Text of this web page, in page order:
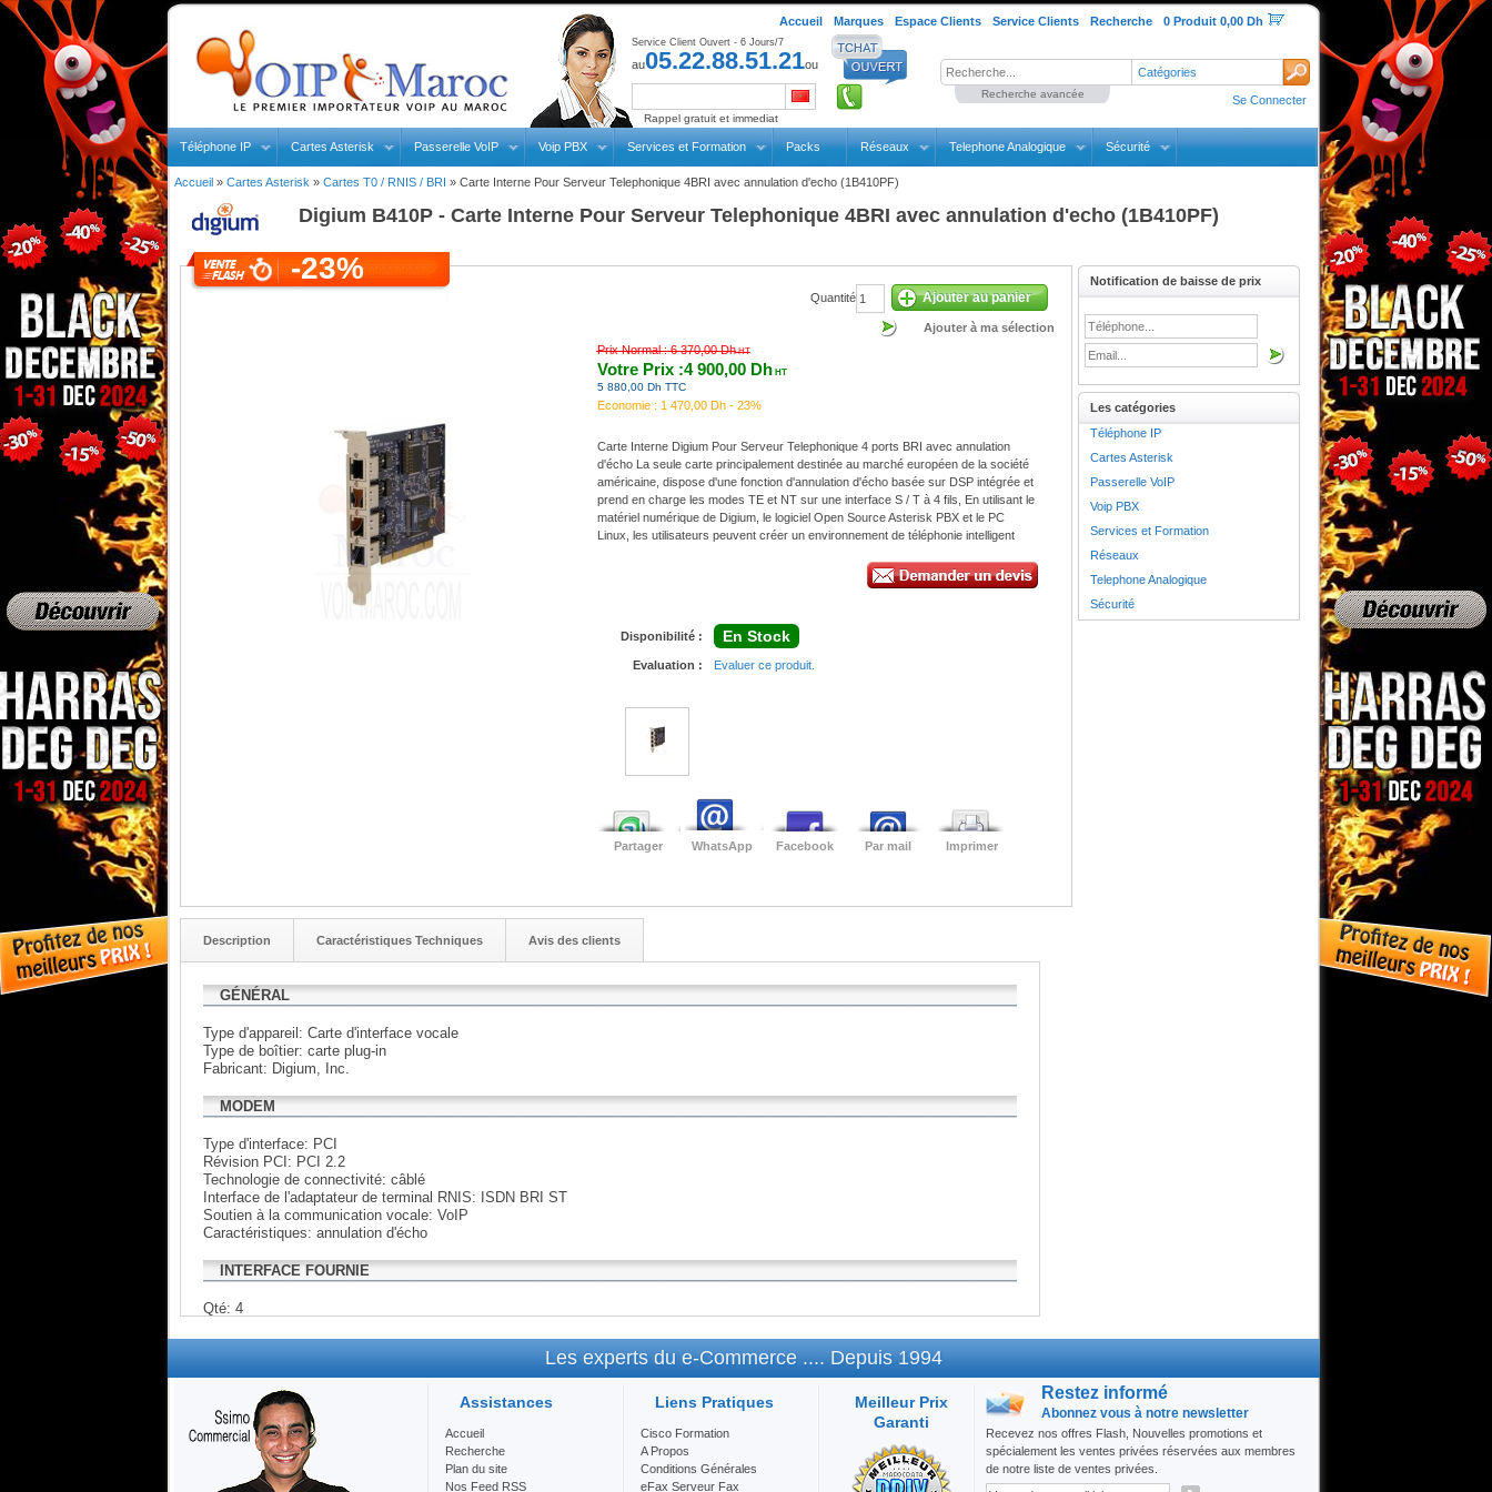
Accueil Marques Espace Clients Service Clients Recherche 0 Produit 0,00 Dh
Catégories
Recherche avancée
Service Client Ouvert - 6 Jours/7
au05.22.88.51.21ou
Rappel gratuit et immediat
Se Connecter
Téléphone IP Cartes Asterisk Passerelle VoIP Voip PBX Services et Formation Packs Réseaux Telephone Analogique Sécurité
Accueil» Cartes Asterisk » Cartes T0 / RNIS / BRI » Carte Interne Pour Serveur Telephonique 4BRI avec annulation d'echo (1B410PF)
Digium B410P - Carte Interne Pour Serveur Telephonique 4BRI avec annulation d'echo (1B410PF)
-23%
Quantité Ajouter au panier
Ajouter à ma sélection
Prix Normal :6 370,00 DhHT
Votre Prix :4 900,00 Dh HT
5 880,00 Dh TTC
Economie : 1 470,00 Dh - 23%
Carte Interne Digium Pour Serveur Telephonique 4 ports BRI avec annulation
d'écho La seule carte principalement destinée au marché européen de la société
américaine, dispose d'une fonction d'annulation d'écho basée sur DSP intégrée et
prend en charge les modes TE et NT sur une interface S / T à 4 fils, En utilisant le
matériel numérique de Digium, le logiciel Open Source Asterisk PBX et le PC
Linux, les utilisateurs peuvent créer un environnement de téléphonie intelligent
Disponibilité : En Stock
Evaluation : Evaluer ce produit.
Partager WhatsApp Facebook Par mail Imprimer
Description Caractéristiques Techniques Avis des clients
GÉNÉRAL
Type d'appareil: Carte d'interface vocale
Type de boîtier: carte plug-in
Fabricant: Digium, Inc.
MODEM
Type d'interface: PCI
Révision PCI: PCI 2.2
Technologie de connectivité: câblé
Interface de l'adaptateur de terminal RNIS: ISDN BRI ST
Soutien à la communication vocale: VoIP
Caractéristiques: annulation d'écho
INTERFACE FOURNIE
Qté: 4
PARAMÈTRES ENVIRONNEMENTAUX
Température de fonctionnement min: 32 ° F
Température de fonctionnement max: 122 ° F
Notification de baisse de prix
Les catégories
Téléphone IP
Cartes Asterisk
Passerelle VoIP
Voip PBX
Services et Formation
Réseaux
Telephone Analogique
Sécurité
Les experts du e-Commerce .... Depuis 1994
Assistances
Accueil
Recherche
Plan du site
Nos Feed RSS
Liens Pratiques
Cisco Formation
A Propos
Conditions Générales
eFax Serveur Fax
Meilleur Prix
Garanti
Restez informé
Abonnez vous à notre newsletter
Recevez nos offres Flash, Nouvelles promotions et
spécialement les ventes privées réservées aux membres
de notre liste de ventes privées.